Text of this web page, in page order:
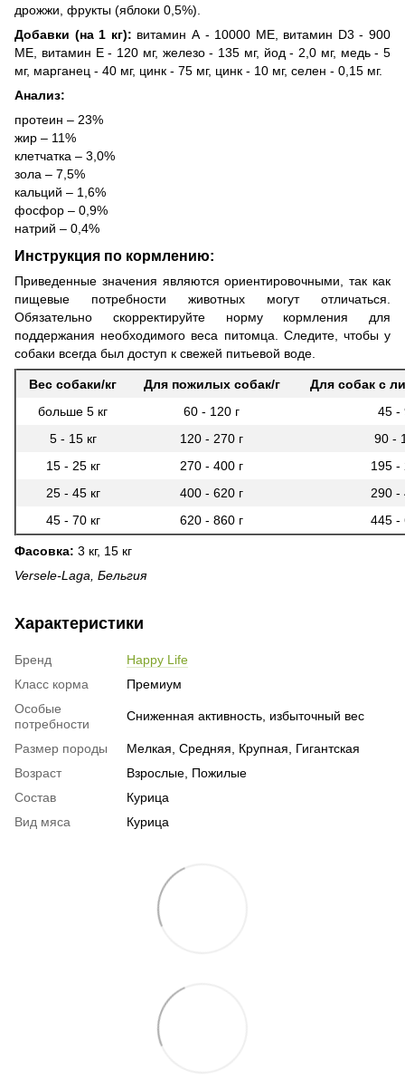
дрожжи, фрукты (яблоки 0,5%).
Добавки (на 1 кг): витамин А - 10000 МЕ, витамин D3 - 900
МЕ, витамин E - 120 мг, железо - 135 мг, йод - 2,0 мг, медь - 5
мг, марганец - 40 мг, цинк - 75 мг, цинк - 10 мг, селен - 0,15 мг.
Анализ:
протеин – 23%
жир – 11%
клетчатка – 3,0%
зола – 7,5%
кальций – 1,6%
фосфор – 0,9%
натрий – 0,4%
Инструкция по кормлению:
Приведенные значения являются ориентировочными, так как
пищевые потребности животных могут отличаться.
Обязательно скорректируйте норму кормления для
поддержания необходимого веса питомца. Следите, чтобы у
собаки всегда был доступ к свежей питьевой воде.
Вес собаки/кг Для пожилых собак/г
Для собак с
больше 5 кг
60 - 120 г
45 -
5 - 15 кг
120 - 270 г
90 -
15 - 25 кг
270 - 400 г
195 -
25 - 45 кг
400 - 620 г
290 -
45 - 70 кг
620 - 860 г 445 -
Фасовка: 3 кг, 15 кг
Versele-Laga, Бельгия
Характеристики
Бренд
Happy Life
Класс корма
Премиум
Особые
потребности
Сниженная активность, избыточный вес
Размер породы
Мелкая, Средняя, Крупная, Гигантская
Возраст
Взрослые, Пожилые
Состав
Курица
Вид мяса
Курица